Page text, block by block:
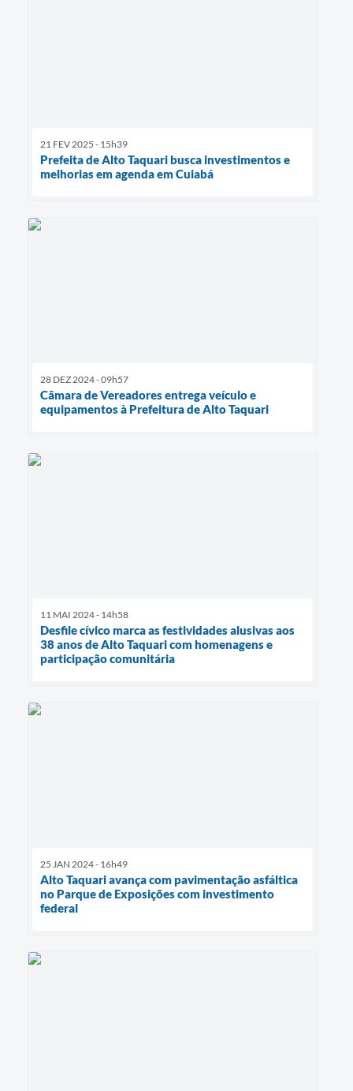
21 FEV 2025 - 15h39
Prefeita de Alto Taquari busca investimentos e
melhorias em agenda em Cuiabá
28 DEZ 2024 - 09h57
Câmara de Vereadores entrega veículo e
equipamentos à Prefeitura de Alto Taquari
11 MAI 2024 - 14h58
Desfile cívico marca as festividades alusivas aos
38 anos de Alto Taquari com homenagens e
participação comunitária
25 JAN 2024 - 16h49
Alto Taquari avança com pavimentação asfáltica
no Parque de Exposições com investimento
federal